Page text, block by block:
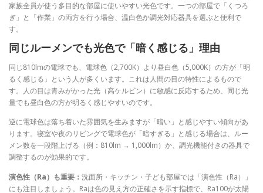
家族全員が使う多目的な部屋に使いやすい光色です。一つの部屋で「くつろ
ぎ」と「作業」の両方を行う場合、温白色か調光対応器具を選ぶと便利で
す。
同じルーメンでも光色で「暗く感じる」理由
同じ810lmの電球でも、電球色（2,700K）より昼白色（5,000K）の方が「明
るく感じる」という人が多くいます。これは人間の目の特性によるもので
す。人の目は青みがかった光（高ケルビン）に敏感に反応するため、同じ光
量でも昼白色の方が明るく感じやすいのです。
逆に電球色は落ち着いた雰囲気を生みますが「暗い」と感じやすい傾向があ
ります。寝室や夜のリビングで電球色が「暗すぎる」と感じる場合は、ルー
メン数を一段階上げる（例：810lm → 1,000lm）か、調光機能付きの器具で
調整するのが効果的です。
演色性（Ra）も重要： 洗面所・キッチン・子ども部屋では「演色性（Ra）」
にも注目しましょう。Raは色の見え方の正確さを示す指標で、Ra100が太陽